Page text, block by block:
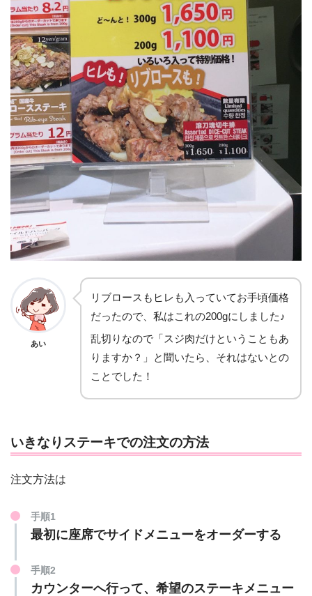
あい
リブロースもヒレも入っていてお手頃価格
だったので、私はこれの200gにしました♪
乱切りなので「スジ肉だけということもあ
りますか？」と聞いたら、それはないとの
ことでした！
いきなりステーキでの注文の方法
注文方法は
手順1
最初に座席でサイドメニューをオーダーする
手順2
カウンターへ行って、希望のステーキメニュー